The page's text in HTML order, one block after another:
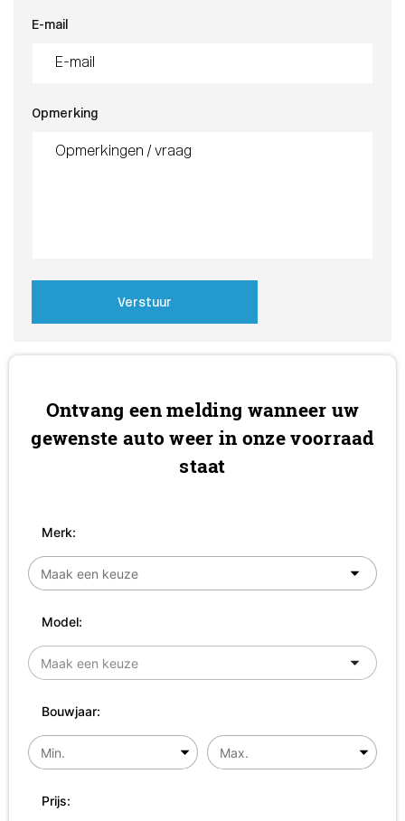
E-mail
Opmerking
Verstuur
Ontvang een melding wanneer uw
gewenste auto weer in onze voorraad
staat
Merk:
Model:
Bouwjaar:
Prijs: